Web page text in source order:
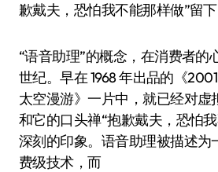
歉戴夫，恐怕我不能那样做”留下
“语音助理”的概念，在消费者的
世纪。早在 1968 年出品的《2001
太空漫游》一片中，就已经对虚
和它的口头禅“抱歉戴夫，恐怕
深刻的印象。语音助理被描述为
费级技术，而